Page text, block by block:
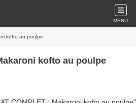
MENU
kofto au poulpe
kofto au poulpe